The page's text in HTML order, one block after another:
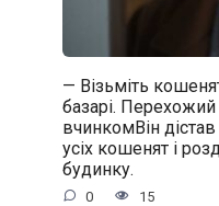
— Візьміть
базарі.
вчинкомВін
усіх кошенят і
будинку.
0 15